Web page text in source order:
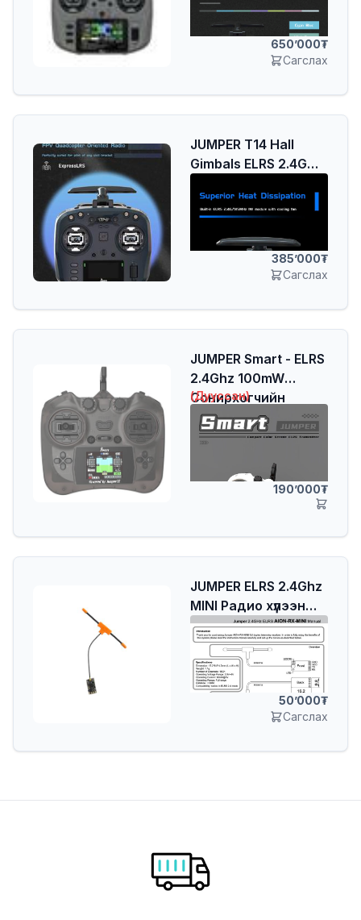
хялбар
Тээврийн хэрэгсэл
& Удирдлагатай
удирдлага
650’000
Сагслах
JUMPER T14 Hall
Gimbals ELRS 2.4G
Мэргэжлийн радио
удирдлага
385’000
Сагслах
JUMPER Smart - ELRS
2.4Ghz 100mW
Сонирхогчийн
радио удирдлага
(Дууссан)
190’000
JUMPER ELRS 2.4Ghz
MINI Радио хүлээн
авагч
50’000
Сагслах